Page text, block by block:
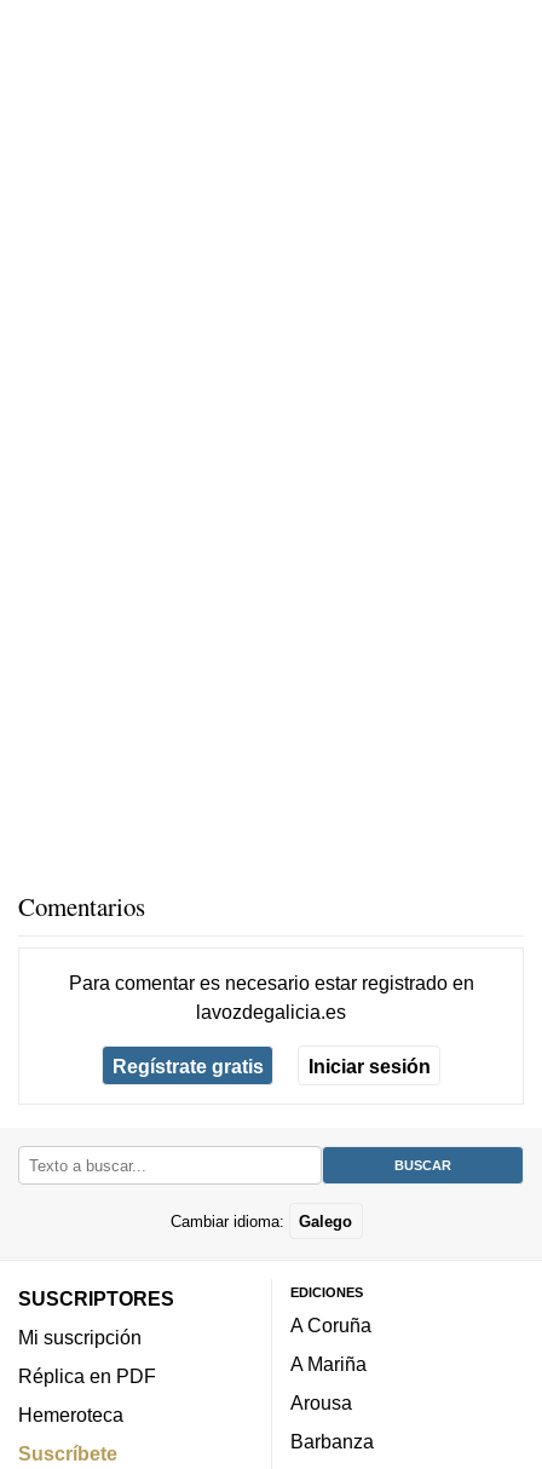
Comentarios
Para comentar es necesario estar registradoen
lavozdegalicia.es
Regístrate gratis Iniciar sesión
Cambiar idioma: Galego
SUSCRIPTORES
Mi suscripción
Réplica en PDF
Hemeroteca
Suscríbete
EDICIONES
A Coruña
A Mariña
Arousa
Barbanza